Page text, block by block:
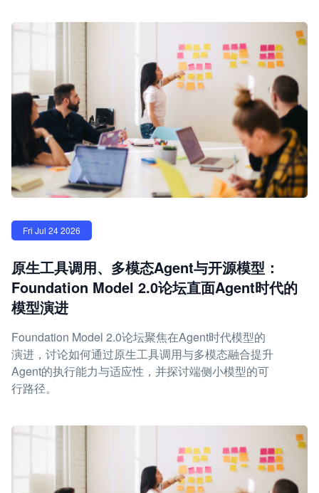
Fri Jul 24 2026
原生工具调用、多模态Agent与开源模型：
Foundation Model 2.0论坛直面Agent时代的
模型演进
Foundation Model 2.0论坛聚焦在Agent时代模型的
演进，讨论如何通过原生工具调用与多模态融合提升
Agent的执行能力与适应性，并探讨端侧小模型的可
行路径。